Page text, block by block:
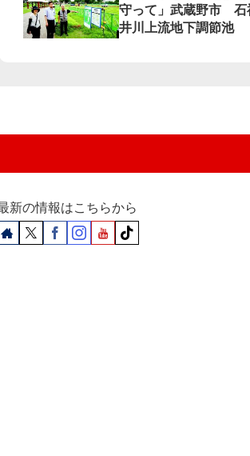
守って」武蔵野市 石
井川上流地下調節池
新の情報はこちらから